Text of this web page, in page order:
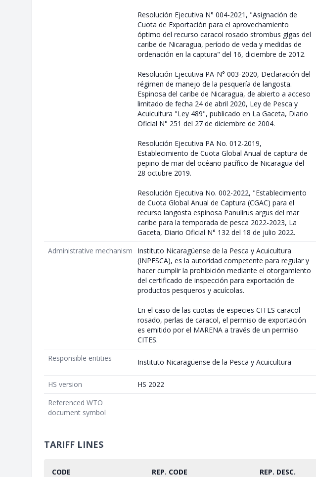
Resolución Ejecutiva N° 004-2021, "Asignación de
Cuota de Exportación para el aprovechamiento
óptimo del recurso caracol rosado strombus gigas del
caribe de Nicaragua, período de veda y medidas de
ordenación en la captura" del 16, diciembre de 2012.
Resolución Ejecutiva PA-N° 003-2020, Declaración del
régimen de manejo de la pesquería de langosta.
Espinosa del caribe de Nicaragua, de abierto a acceso
limitado de fecha 24 de abril 2020, Ley de Pesca y
Acuicultura "Ley 489", publicado en La Gaceta, Diario
Oficial N° 251 del 27 de diciembre de 2004.
Resolución Ejecutiva PA No. 012-2019,
Establecimiento de Cuota Global Anual de captura de
pepino de mar del océano pacífico de Nicaragua del
28 octubre 2019.
Resolución Ejecutiva No. 002-2022, "Establecimiento
de Cuota Global Anual de Captura (CGAC) para el
recurso langosta espinosa Panulirus argus del mar
caribe para la temporada de pesca 2022-2023, La
Gaceta, Diario Oficial N° 132 del 18 de julio 2022.
Administrative mechanism
Instituto Nicaragüense de la Pesca y Acuicultura
(INPESCA), es la autoridad competente para regular y
hacer cumplir la prohibición mediante el otorgamiento
del certificado de inspección para exportación de
productos pesqueros y acuícolas.
En el caso de las cuotas de especies CITES caracol
rosado, perlas de caracol, el permiso de exportación
es emitido por el MARENA a través de un permiso
CITES.
Responsible entities
Instituto Nicaragüense de la Pesca y Acuicultura
HS version
HS 2022
Referenced WTO
document symbol
TARIFF LINES
CODE REP. CODE REP. DESC.